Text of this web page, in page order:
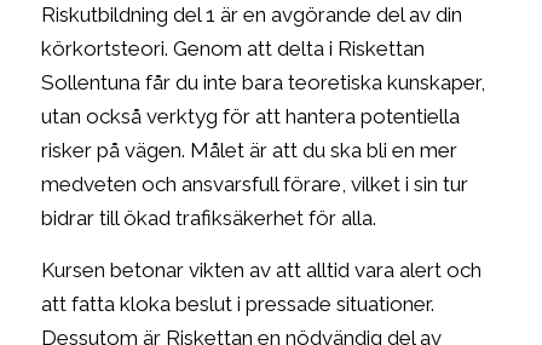
Riskutbildning del 1 är en avgörande del av din
körkortsteori. Genom att delta i Riskettan
Sollentuna får du inte bara teoretiska kunskaper,
utan också verktyg för att hantera potentiella
risker på vägen. Målet är att du ska bli en mer
medveten och ansvarsfull förare, vilket i sin tur
bidrar till ökad trafiksäkerhet för alla.
Kursen betonar vikten av att alltid vara alert och
att fatta kloka beslut i pressade situationer.
Dessutom är Riskettan en nödvändig del av